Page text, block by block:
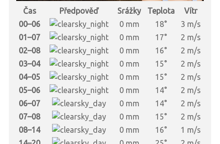
Čas Předpověď Srážky Teplota
Vítr
00–06
0 mm 18°
3 m/s
01–07
0 mm 17°
2 m/s
02–08
0 mm 16°
2 m/s
03–04
0 mm 15°
2 m/s
04–05
0 mm 15°
2 m/s
05–06
0 mm 14°
2 m/s
06–07
0 mm 14°
2 m/s
07–08
0 mm 15°
2 m/s
08–14
0 mm 16°
1 m/s